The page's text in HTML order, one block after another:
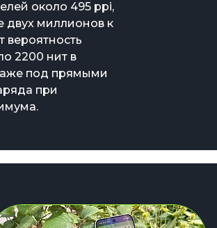
около 495 ppi,
двух миллионов к
вероятность
2200 нит в
под прямыми
при